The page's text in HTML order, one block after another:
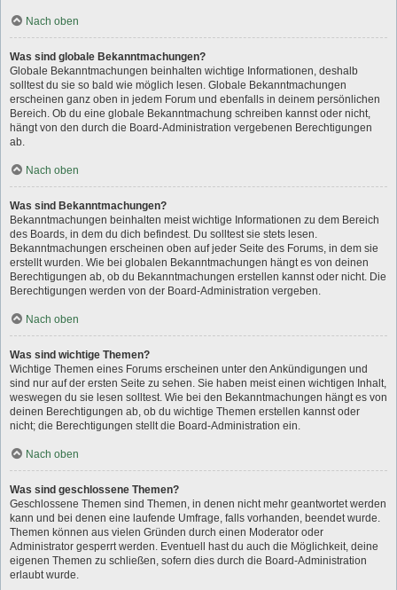
Nach oben
Was sind globale Bekanntmachungen?
Globale Bekanntmachungen beinhalten wichtige Informationen, deshalb
solltest du sie so bald wie möglich lesen. Globale Bekanntmachungen
erscheinen ganz oben in jedem Forum und ebenfalls in deinem persönlichen
Bereich. Ob du eine globale Bekanntmachung schreiben kannst oder nicht,
hängt von den durch die Board-Administration vergebenen Berechtigungen
ab.
Nach oben
Was sind Bekanntmachungen?
Bekanntmachungen beinhalten meist wichtige Informationen zu dem Bereich
des Boards, in dem du dich befindest. Du solltest sie stets lesen.
Bekanntmachungen erscheinen oben auf jeder Seite des Forums, in dem sie
erstellt wurden. Wie bei globalen Bekanntmachungen hängt es von deinen
Berechtigungen ab, ob du Bekanntmachungen erstellen kannst oder nicht. Die
Berechtigungen werden von der Board-Administration vergeben.
Nach oben
Was sind wichtige Themen?
Wichtige Themen eines Forums erscheinen unter den Ankündigungen und
sind nur auf der ersten Seite zu sehen. Sie haben meist einen wichtigen Inhalt,
weswegen du sie lesen solltest. Wie bei den Bekanntmachungen hängt es von
deinen Berechtigungen ab, ob du wichtige Themen erstellen kannst oder
nicht; die Berechtigungen stellt die Board-Administration ein.
Nach oben
Was sind geschlossene Themen?
Geschlossene Themen sind Themen, in denen nicht mehr geantwortet werden
kann und bei denen eine laufende Umfrage, falls vorhanden, beendet wurde.
Themen können aus vielen Gründen durch einen Moderator oder
Administrator gesperrt werden. Eventuell hast du auch die Möglichkeit, deine
eigenen Themen zu schließen, sofern dies durch die Board-Administration
erlaubt wurde.